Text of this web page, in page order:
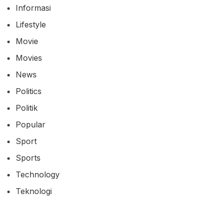
Informasi
Lifestyle
Movie
Movies
News
Politics
Politik
Popular
Sport
Sports
Technology
Teknologi